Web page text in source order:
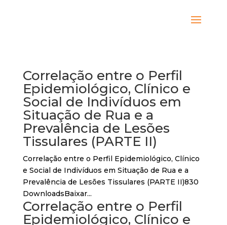
Correlação entre o Perfil
Epidemiológico, Clínico e
Social de Indivíduos em
Situação de Rua e a
Prevalência de Lesões
Tissulares (PARTE II)
Correlação entre o Perfil Epidemiológico, Clínico
e Social de Indivíduos em Situação de Rua e a
Prevalência de Lesões Tissulares (PARTE II)830
DownloadsBaixar...
Correlação entre o Perfil
Epidemiológico, Clínico e